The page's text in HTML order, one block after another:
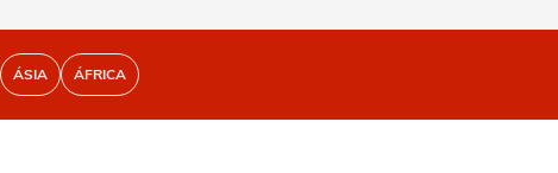
ÁSIA ÁFRICA